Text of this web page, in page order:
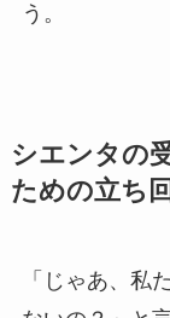
う。
シエンタの
ための立ち
「じゃあ、私